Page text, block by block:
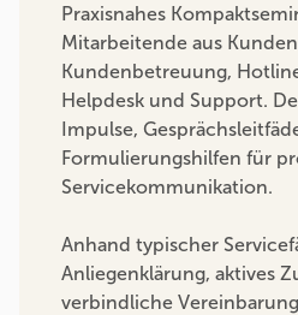
Praxisnahes
Mitarbeitende aus
Kundenbetreuung,
Helpdesk und Support.
Impulse,
Formulierungshilfen für
Servicekommunikation.
Anhand typischer
Anliegenklärung, aktives
verbindliche